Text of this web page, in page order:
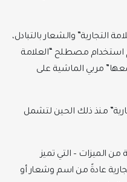
التجارية” والشعار بالتبادل،
استخدام مصطلح “العلامة
مربي الماشية على
منذ ذلك الحين لتشمل
من الميزات – التي تميز
عادةً من اسم وشعار أو